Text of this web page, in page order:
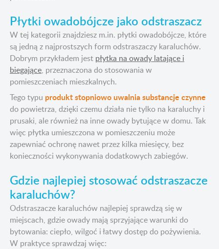
Płytki owadobójcze jako odstraszacz
W tej kategorii znajdziesz m.in. płytki owadobójcze, które
są jedną z najprostszych form odstraszaczy karaluchów.
Dobrym przykładem jest płytka na owady latające i
biegające, przeznaczona do stosowania w
pomieszczeniach mieszkalnych.
Tego typu produkt stopniowo uwalnia substancje czynne
do powietrza, dzięki czemu działa nie tylko na karaluchy i
prusaki, ale również na inne owady bytujące w domu. Tak
więc płytka umieszczona w pomieszczeniu może
zapewniać ochronę nawet przez kilka miesięcy, bez
konieczności wykonywania dodatkowych zabiegów.
Gdzie najlepiej stosować odstraszacze
karaluchów?
Odstraszacze karaluchów najlepiej sprawdzą się w
miejscach, gdzie owady mają sprzyjające warunki do
bytowania: ciepło, wilgoć i łatwy dostęp do pożywienia.
W praktyce sprawdzaj więc: